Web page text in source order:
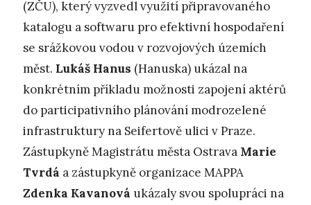
(ZČU), který vyzvedl využití připravovaného
katalogu a softwaru pro efektivní hospodaření
se srážkovou vodou v rozvojových územích
měst. Lukáš Hanus (Hanuska) ukázal na
konkrétním příkladu možnosti zapojení aktérů
do participativního plánování modrozelené
infrastruktury na Seifertově ulici v Praze.
Zástupkyně Magistrátu města Ostrava Marie
Tvrdá a zástupkyně organizace MAPPA
Zdenka Kavanová ukázaly svou spolupráci na